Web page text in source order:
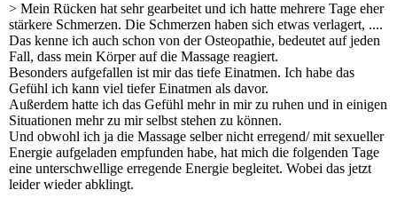
> Mein Rücken hat sehr gearbeitet und ich hatte mehrere Tage eher
stärkere Schmerzen. Die Schmerzen haben sich etwas verlagert, ....
Das kenne ich auch schon von der Osteopathie, bedeutet auf jeden
Fall, dass mein Körper auf die Massage reagiert.
Besonders aufgefallen ist mir das tiefe Einatmen. Ich habe das
Gefühl ich kann viel tiefer Einatmen als davor.
Außerdem hatte ich das Gefühl mehr in mir zu ruhen und in einigen
Situationen mehr zu mir selbst stehen zu können.
Und obwohl ich ja die Massage selber nicht erregend/ mit sexueller
Energie aufgeladen empfunden habe, hat mich die folgenden Tage
eine unterschwellige erregende Energie begleitet. Wobei das jetzt
leider wieder abklingt.